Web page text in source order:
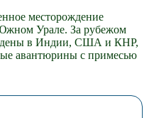
месторождение
Урале. За рубежом
в Индии, США и КНР,
авантюрины с примесью